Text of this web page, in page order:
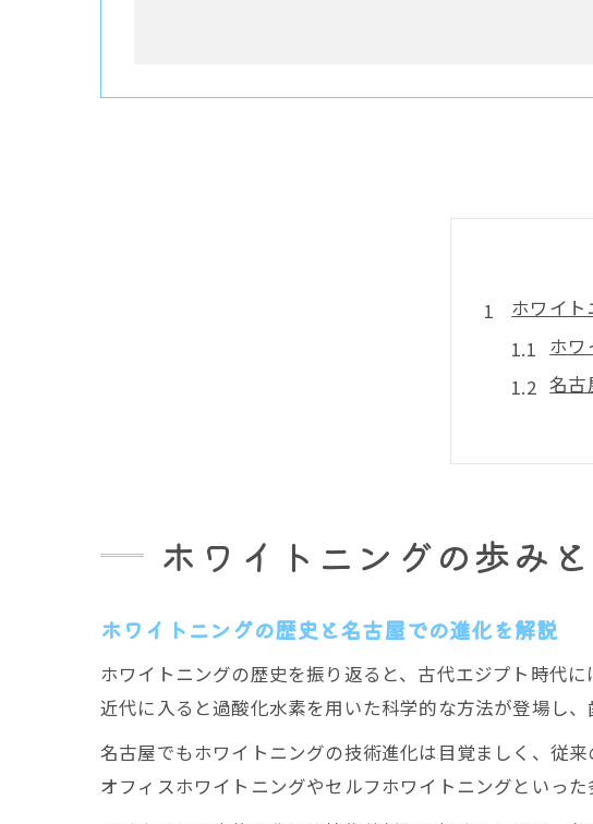
ホワイト
ホワ
名古
ホ
名古
白い歯
名
ホ
現代の
現
ホワイトニングの歩み
ホワイトニングの歴史と名古屋での進化を解説
ホワイトニングの歴史を振り返ると、古代エジプト時代
近代に入ると過酸化水素を用いた科学的な方法が登場し
名古屋でもホワイトニングの技術進化は目覚ましく、従
オフィスホワイトニングやセルフホワイトニングといっ